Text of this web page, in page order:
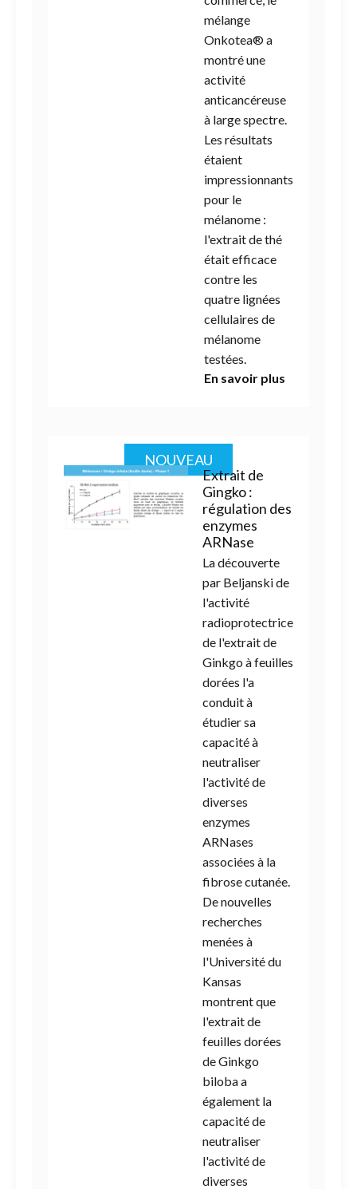
mélange
Onkotea® a
montré une
activité
anticancéreuse
à large spectre.
Les résultats
étaient
impressionnants
pour le
mélanome :
l'extrait de thé
était efficace
contre les
quatre lignées
cellulaires de
mélanome
testées.
En savoir plus
NOUVEAU
Extrait de
Gingko :
régulation des
enzymes
ARNase
La découverte
par Beljanski de
l'activité
radioprotectrice
de l'extrait de
Ginkgo à feuilles
dorées l'a
conduit à
étudier sa
capacité à
neutraliser
l'activité de
diverses
enzymes
ARNases
associées à la
fibrose cutanée.
De nouvelles
recherches
menées à
l'Université du
Kansas
montrent que
l'extrait de
feuilles dorées
de Ginkgo
biloba a
également la
capacité de
neutraliser
l'activité de
diverses